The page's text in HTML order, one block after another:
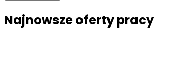
Najnowsze oferty pracy